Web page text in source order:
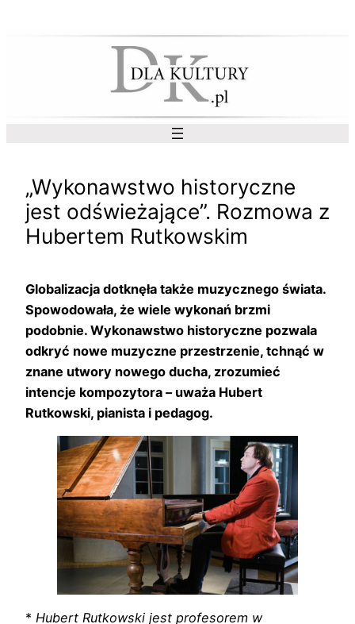
„Wykonawstwo historyczne
jest odświeżające”. Rozmowa z
Hubertem Rutkowskim
Globalizacja dotknęła także muzycznego świata.
Spowodowała, że wiele wykonań brzmi
podobnie. Wykonawstwo historyczne pozwala
odkryć nowe muzyczne przestrzenie, tchnąć w
znane utwory nowego ducha, zrozumieć
intencje kompozytora – uważa Hubert
Rutkowski, pianista i pedagog.
* Hubert Rutkowski jest profesorem w